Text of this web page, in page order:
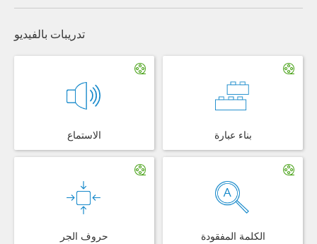
تدريبات بالفيديو
الاستماع بناء عبارة
حروف الجر الكلمة المفقودة